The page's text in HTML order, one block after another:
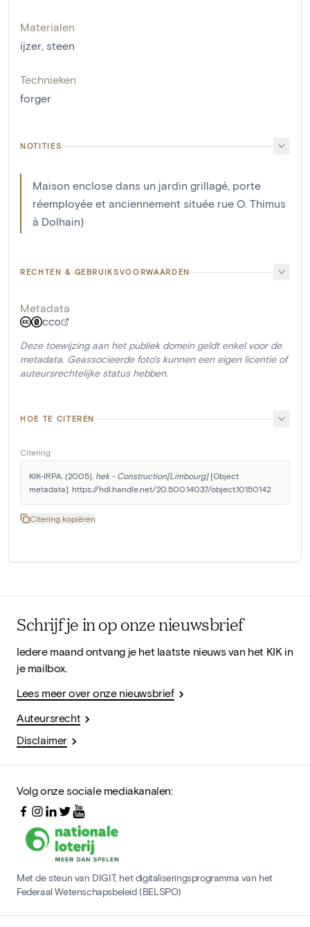
Materialen
ijzer, steen
Technieken
forger
NOTITIES
Maison enclose dans un jardin grillagé, porte
réemployée et anciennement située rue O. Thimus
à Dolhain)
RECHTEN & GEBRUIKSVOORWAARDEN
Metadata
CC0
Deze toewijzing aan het publiek domein geldt enkel voor de
metadata. Geassocieerde foto's kunnen een eigen licentie of
auteursrechtelijke status hebben.
HOE TE CITEREN
Citering
KIK-IRPA. (2005). hek - Construction[Limbourg] [Object
metadata]. https://hdl.handle.net/20.500.14037/object.10150142
Citering kopiëren
Schrijf je in op onze nieuwsbrief
Iedere maand ontvang je het laatste nieuws van het KIK in
je mailbox.
Lees meer over onze nieuwsbrief
Auteursrecht
Disclaimer
Volg onze sociale mediakanalen:
Met de steun van DIGIT, het digitaliseringsprogramma van het
Federaal Wetenschapsbeleid (BELSPO)